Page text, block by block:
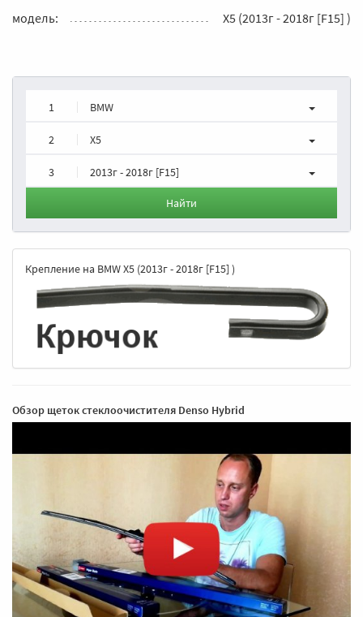
модель:
X5 (2013г - 2018г [F15] )
1 BMW
2 X5
3 2013г - 2018г [F15]
Найти
Крепление на BMW X5 (2013г - 2018г [F15] )
Обзор щеток стеклоочистителя Denso Hybrid